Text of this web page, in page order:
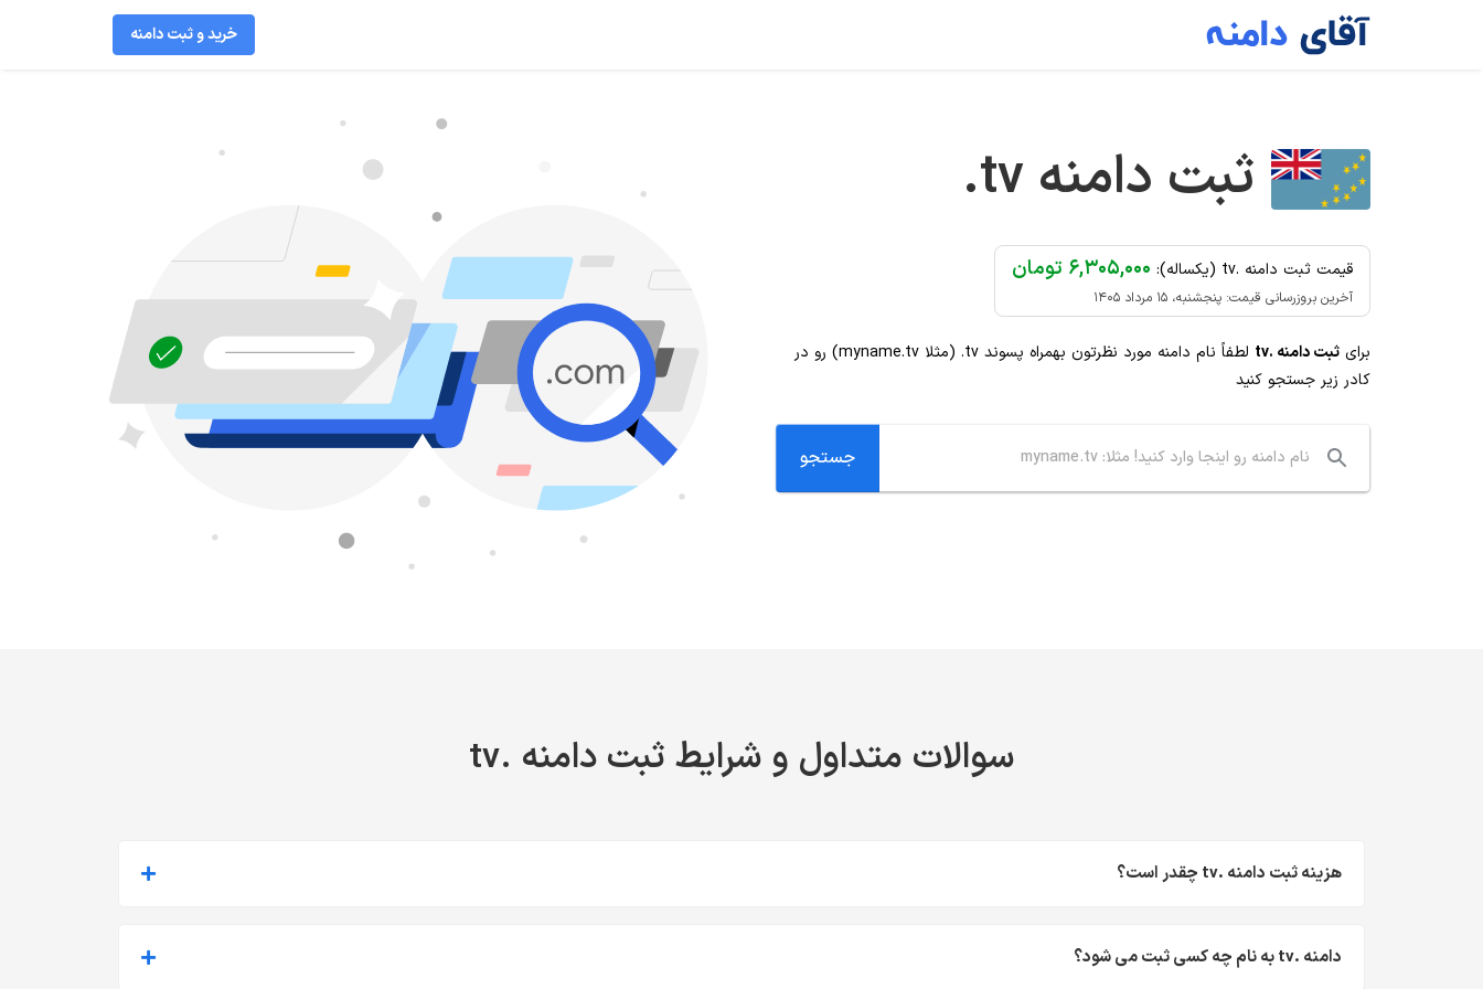
خرید و ثبت دامنه
ثبت دامنه.tv
قیمت ثبت دامنه .tv (یکساله): ۶,۳۰۵,۰۰۰ تومان
آخرین بروزرسانی قیمت: پنجشنبه، ۱۵ مرداد ۱۴۰۵
برای ثبت دامنه .tv لطفاً نام دامنه مورد نظرتون بهمراه پسوند .tv
(مثلا myname.tv) رو در
کادر زیر جستجو کنید
سوالات متداول و شرایط ثبت دامنه .tv
هزینه ثبت دامنه .tv چقدر است؟
دامنه .tv به نام چه کسی ثبت می شود؟